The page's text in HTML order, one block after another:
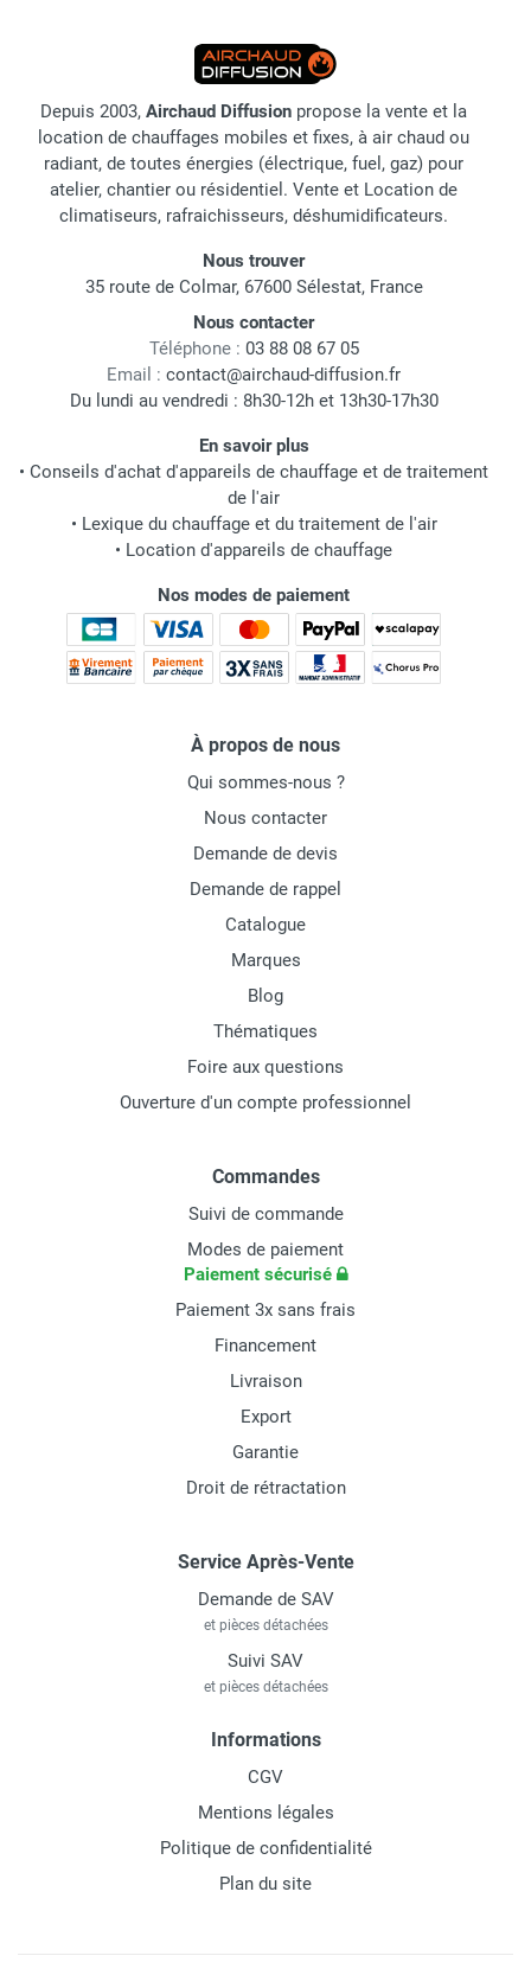
Depuis 2003, Airchaud Diffusion propose la vente et la
location de chauffages mobiles et fixes, à air chaud ou
radiant, de toutes énergies (électrique, fuel, gaz) pour
atelier, chantier ou résidentiel. Vente et Location de
climatiseurs, rafraichisseurs, déshumidificateurs.
Nous trouver
35 route de Colmar, 67600 Sélestat, France
Nous contacter
Téléphone : 03 88 08 67 05
Email : contact@airchaud-diffusion.fr
Du lundi au vendredi : 8h30-12h et 13h30-17h30
En savoir plus
• Conseils d'achat d'appareils de chauffage et de traitement
de l'air
• Lexique du chauffage et du traitement de l'air
• Location d'appareils de chauffage
Nos modes de paiement
À propos de nous
Qui sommes-nous ?
Nous contacter
Demande de devis
Demande de rappel
Catalogue
Marques
Blog
Thématiques
Foire aux questions
Ouverture d'un compte professionnel
Commandes
Suivi de commande
Modes de paiement
Paiement sécurisé
Paiement 3x sans frais
Financement
Livraison
Export
Garantie
Droit de rétractation
Service Après-Vente
Demande de SAV
et pièces détachées
Suivi SAV
et pièces détachées
Informations
CGV
Mentions légales
Politique de confidentialité
Plan du site